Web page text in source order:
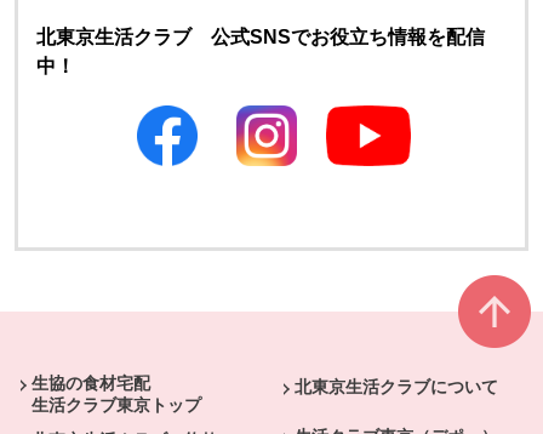
北東京生活クラブ 公式SNSでお役立ち情報を配信
中！
生協の食材宅配
生活クラブ東京トップ
北東京生活クラブについて